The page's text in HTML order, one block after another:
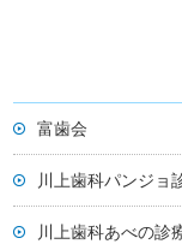
富歯会
川上歯科パンジョ
川上歯科あべの診